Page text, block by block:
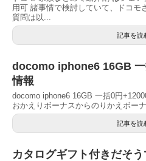
用可 諸事情で検討していて、ドコモ
質問は以...
記事を読
docomo iphone6 16GB
情報
docomo iphone6 16GB 一括0円
おかえりボーナスからのりかえボー
記事を読
カタログギフト付きだそう